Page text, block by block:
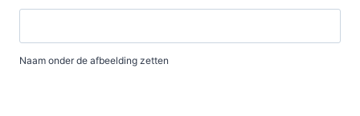
Naam onder de afbeelding zetten